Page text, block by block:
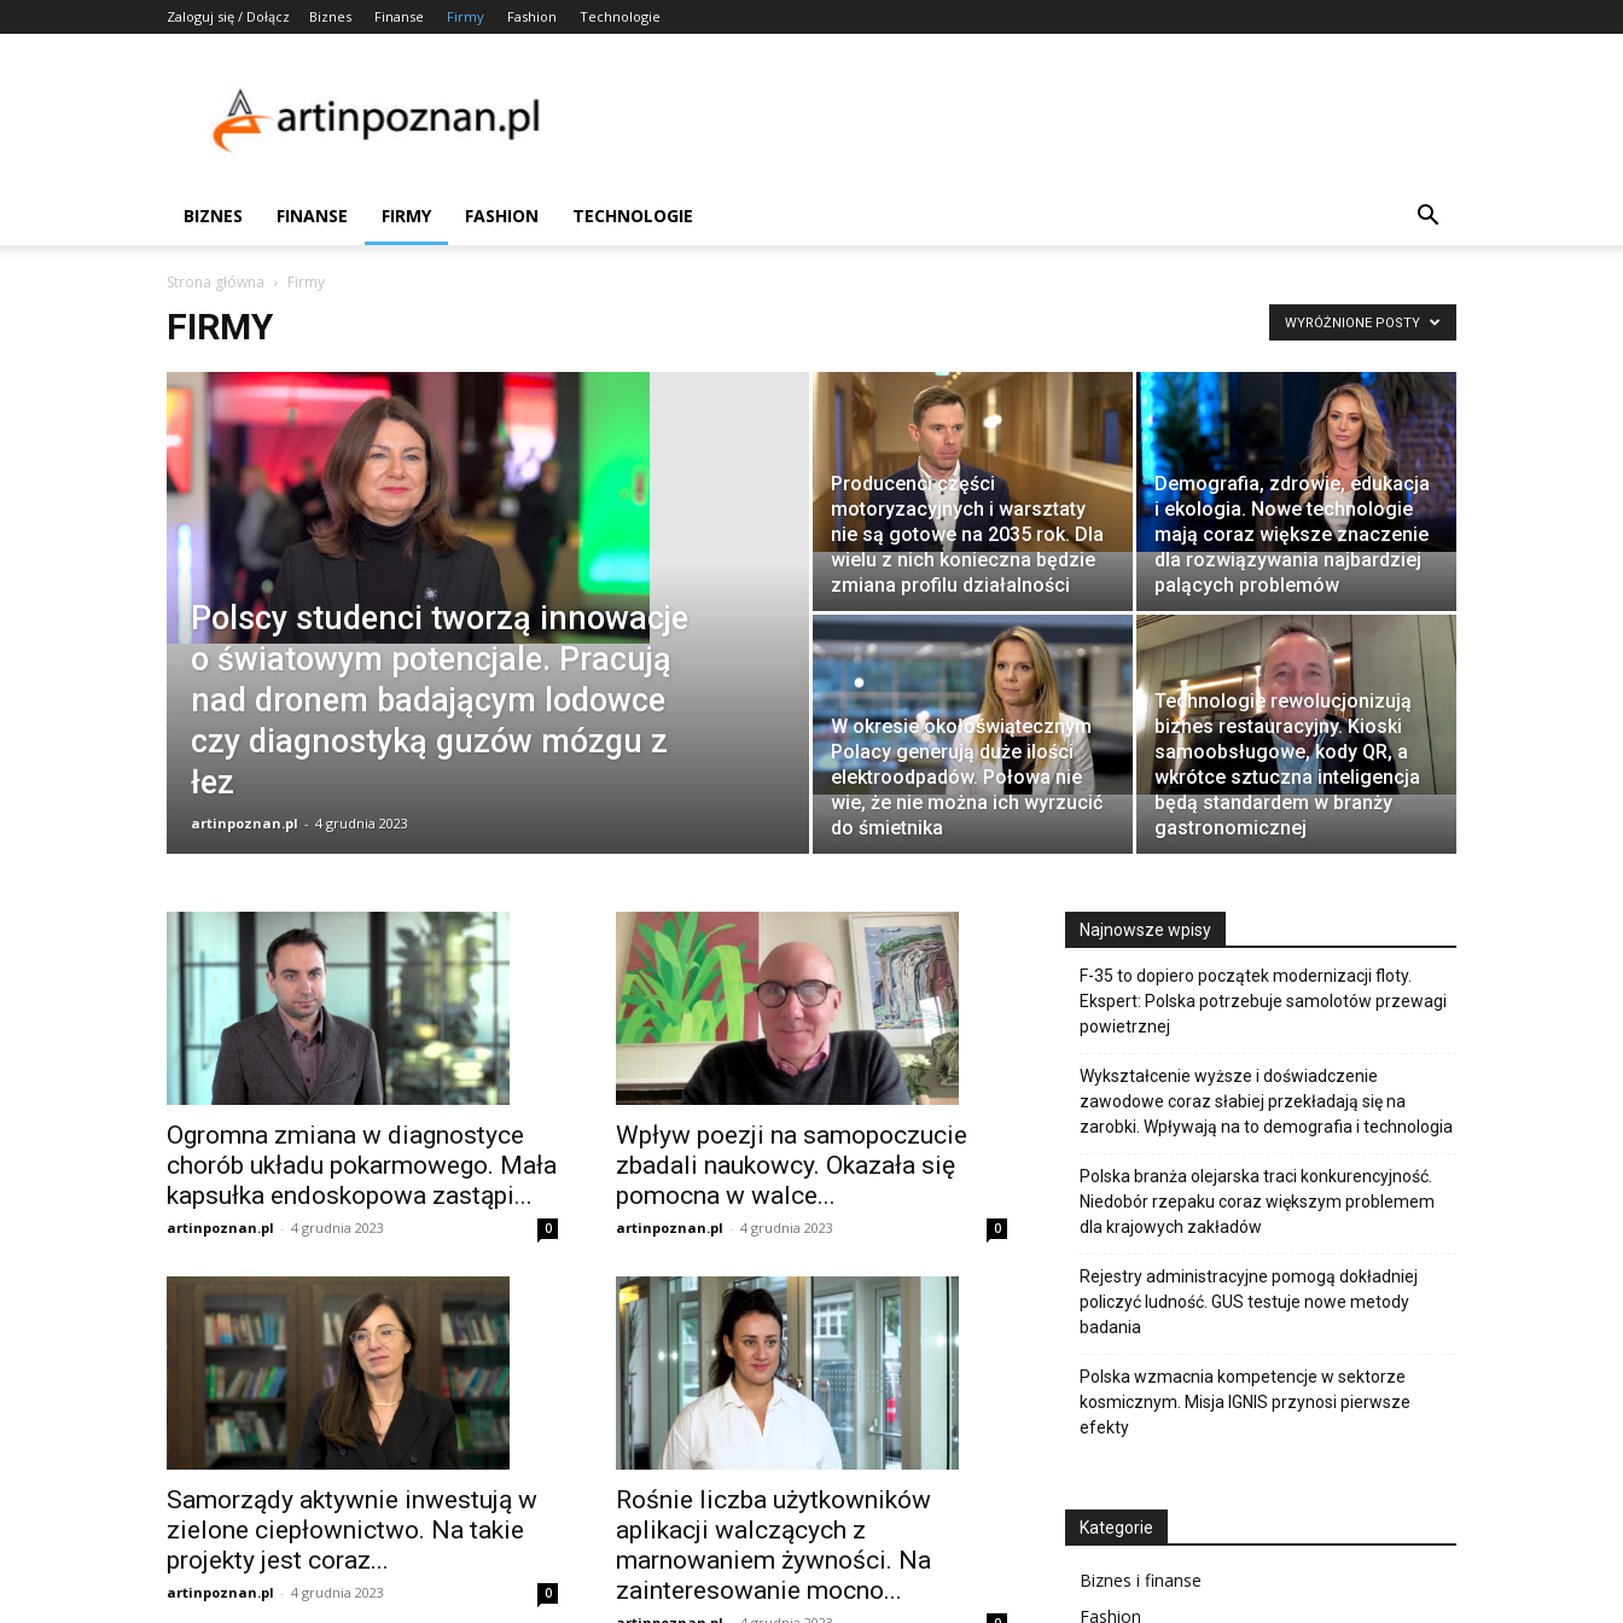
Zaloguj się / Dołącz Biznes Finanse Firmy Fashion Technologie
BIZNES FINANSE FIRMY FASHION TECHNOLOGIE
Strona główna Firmy
FIRMY WYRÓŻNIONE POSTY
Polscy studenci tworzą innowacje
o światowym potencjale. Pracują
nad dronem badającym lodowce
czy diagnostyką guzów mózgu z
łez
artinpoznan.pl - 4 grudnia 2023
Producenci części
motoryzacyjnych i warsztaty
nie są gotowe na 2035 rok. Dla
wielu z nich konieczna będzie
zmiana profilu działalności
Demografia, zdrowie, edukacja
i ekologia. Nowe technologie
mają coraz większe znaczenie
dla rozwiązywania najbardziej
palących problemów
W okresie okołoświątecznym
Polacy generują duże ilości
elektroodpadów. Połowa nie
wie, że nie można ich wyrzucić
do śmietnika
Technologie rewolucjonizują
biznes restauracyjny. Kioski
samoobsługowe, kody QR, a
wkrótce sztuczna inteligencja
będą standardem w branży
gastronomicznej
Ogromna zmiana w diagnostyce
chorób układu pokarmowego. Mała
kapsułka endoskopowa zastąpi...
artinpoznan.pl - 4 grudnia 2023 0
Wpływ poezji na samopoczucie
zbadali naukowcy. Okazała się
pomocna w walce...
artinpoznan.pl - 4 grudnia 2023 0
Samorządy aktywnie inwestują w
zielone ciepłownictwo. Na takie
projekty jest coraz...
artinpoznan.pl - 4 grudnia 2023 0
Rośnie liczba użytkowników
aplikacji walczących z
marnowaniem żywności. Na
zainteresowanie mocno...
Najnowsze wpisy
F-35 to dopiero początek modernizacji floty.
Ekspert: Polska potrzebuje samolotów przewagi
powietrznej
Wykształcenie wyższe i doświadczenie
zawodowe coraz słabiej przekładają się na
zarobki. Wpływają na to demografia i technologia
Polska branża olejarska traci konkurencyjność.
Niedobór rzepaku coraz większym problemem
dla krajowych zakładów
Rejestry administracyjne pomogą dokładniej
policzyć ludność. GUS testuje nowe metody
badania
Polska wzmacnia kompetencje w sektorze
kosmicznym. Misja IGNIS przynosi pierwsze
efekty
Kategorie
Biznes i finanse
Fashion